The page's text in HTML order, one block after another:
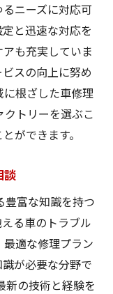
決策
の力
ブル対応
のサポート
り組み
率化
修理依頼
対応
ニーズに対応可
と迅速な対応を
も充実していま
スの向上に努め
根ざした車修理
トリーを選ぶこ
ができます。
談
豊富な知識を持つ
る車のトラブル
適な修理プラン
が必要な分野で
新の技術と経験を